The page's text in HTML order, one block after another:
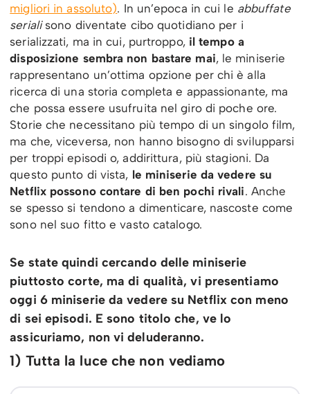
migliori in assoluto). In un’epoca in cui le abbuffate
seriali sono diventate cibo quotidiano per i
serializzati, ma in cui, purtroppo, il tempo a
disposizione sembra non bastare mai, le miniserie
rappresentano un’ottima opzione per chi è alla
ricerca di una storia completa e appassionante, ma
che possa essere usufruita nel giro di poche ore.
Storie che necessitano più tempo di un singolo film,
ma che, viceversa, non hanno bisogno di svilupparsi
per troppi episodi o, addirittura, più stagioni. Da
questo punto di vista, le miniserie da vedere su
Netflix possono contare di ben pochi rivali. Anche
se spesso si tendono a dimenticare, nascoste come
sono nel suo fitto e vasto catalogo.
Se state quindi cercando delle miniserie
piuttosto corte, ma di qualità, vi presentiamo
oggi 6 miniserie da vedere su Netflix con meno
di sei episodi. E sono titolo che, ve lo
assicuriamo, non vi deluderanno.
1) Tutta la luce che non vediamo